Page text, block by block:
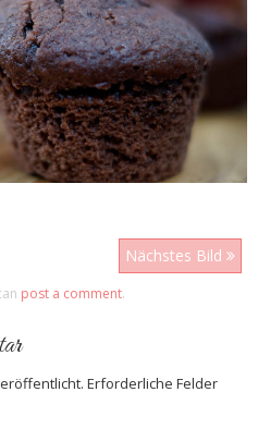
Nächstes Bild
post a comment.
Erforderliche Felder